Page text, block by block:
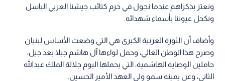
ونعتز بذكراهم عندما نجول في حرم كتائب جيشنا العربي الباسل
ونكحل عيوننا بأسماء شهدائه.
وأضاف أن الثورة العربية الكبرى هي التي وضعت الأساس لبنيان
وصرح هذا الوطن الغالي، وحمل لواءها آل هاشم جيلا بعد جيل،
حاملين الوصاية الهاشمية، التي يحملها اليوم جلالة الملك عبدالله
الثاني، وعن يمينه سمو ولي العهد الأمير الحسين.